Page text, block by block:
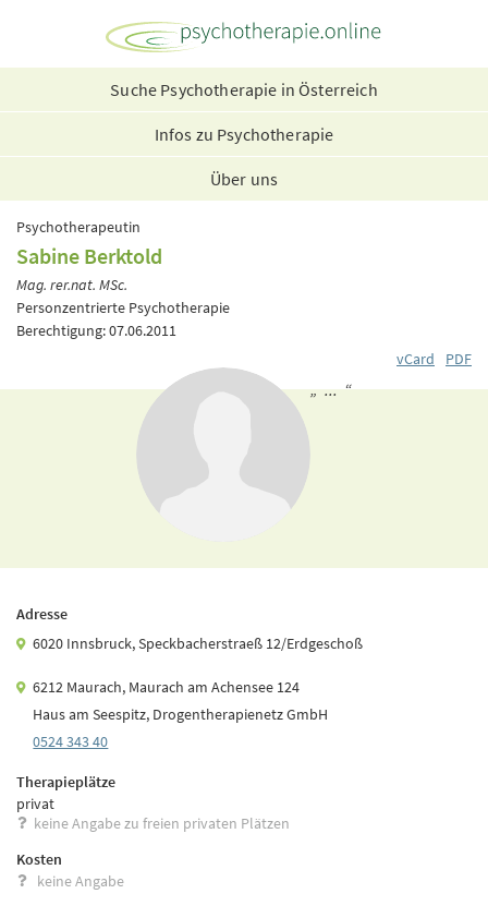
Suche Psychotherapie in Österreich
Infos zu Psychotherapie
Über uns
Psychotherapeutin
Sabine Berktold
Mag. rer.nat. MSc.
Personzentrierte Psychotherapie
Berechtigung: 07.06.2011
vCard
PDF
„ ... “
Adresse
6020 Innsbruck, Speckbacherstraeß 12/Erdgeschoß
6212 Maurach, Maurach am Achensee 124
Haus am Seespitz, Drogentherapienetz GmbH
0524 343 40
Therapieplätze
privat
keine Angabe zu freien privaten Plätzen
Kosten
keine Angabe